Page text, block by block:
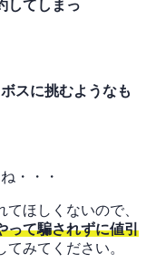
してしまっ
スに挑むようなも
・・・
ほしくないので、
って騙されずに値引
みてください。